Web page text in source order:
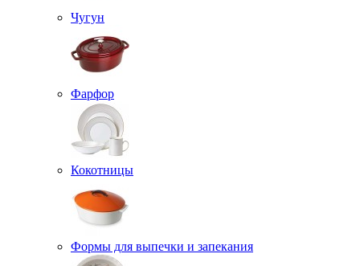
Чугун
Фарфор
Кокотницы
Формы для выпечки и запекания